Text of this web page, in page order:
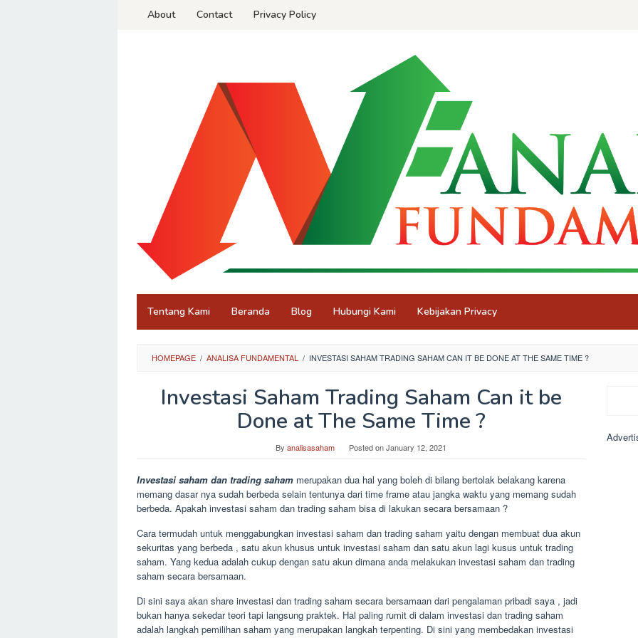
About Contact Privacy Policy
Tentang Kami Beranda Blog Hubungi Kami Kebijakan Privacy
HOMEPAGE / ANALISA FUNDAMENTAL / INVESTASI SAHAM TRADING SAHAM CAN IT BE DONE AT THE SAME TIME ?
Investasi Saham Trading Saham Can it be
Done at The Same Time ?
By analisasaham Posted onJanuary 12, 2021
Investasi saham dan trading saham merupakan dua hal yang boleh di bilang bertolak belakang karena
memang dasar nya sudah berbeda selain tentunya dari time frame atau jangka waktu yang memang sudah
berbeda. Apakah investasi saham dan trading saham bisa di lakukan secara bersamaan ?
Cara termudah untuk menggabungkan investasi saham dan trading saham yaitu dengan membuat dua akun
sekuritas yang berbeda , satu akun khusus untuk investasi saham dan satu akun lagi kusus untuk trading
saham. Yang kedua adalah cukup dengan satu akun dimana anda melakukan investasi saham dan trading
saham secara bersamaan.
Di sini saya akan share investasi dan trading saham secara bersamaan dari pengalaman pribadi saya , jadi
bukan hanya sekedar teori tapi langsung praktek. Hal paling rumit di dalam investasi dan trading saham
adalah langkah pemilihan saham yang merupakan langkah terpenting. Di sini yang membedakan investasi